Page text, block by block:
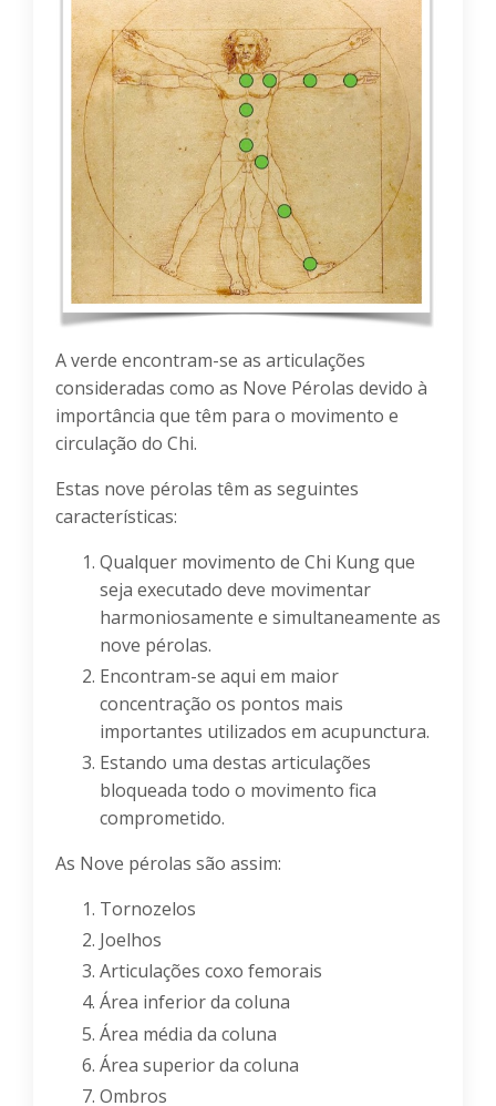
A verde encontram-se as articulações
consideradas como as Nove Pérolas devido à
importância que têm para o movimento e
circulação do Chi.
Estas nove pérolas têm as seguintes
características:
Qualquer movimento de Chi Kung que
seja executado deve movimentar
harmoniosamente e simultaneamente as
nove pérolas.
Encontram-se aqui em maior
concentração os pontos mais
importantes utilizados em acupunctura.
Estando uma destas articulações
bloqueada todo o movimento fica
comprometido.
As Nove pérolas são assim:
Tornozelos
Joelhos
Articulações coxo femorais
Área inferior da coluna
Área média da coluna
Área superior da coluna
Ombros